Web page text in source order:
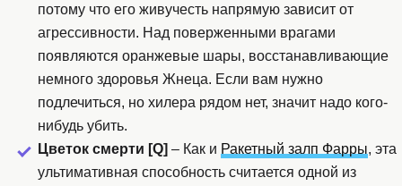
потому что его живучесть напрямую зависит от
агрессивности. Над поверженными врагами
появляются оранжевые шары, восстанавливающие
немного здоровья Жнеца. Если вам нужно
подлечиться, но хилера рядом нет, значит надо кого-
нибудь убить.
Цветок смерти [Q] – Как и Ракетный залп Фарры, эта
ультимативная способность считается одной из